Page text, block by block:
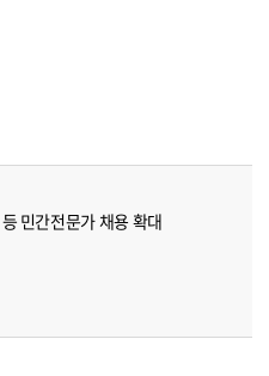
민간전문가 채용 확대